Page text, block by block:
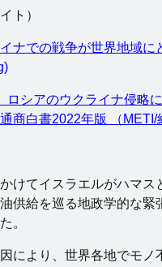
ト）
ナでの戦争が世界地域に
シアのウクライナ侵略
商白書2022年版 （METI/
けてイスラエルがハマス
供給を巡る地政学的な緊
。
により、世界各地でモノ